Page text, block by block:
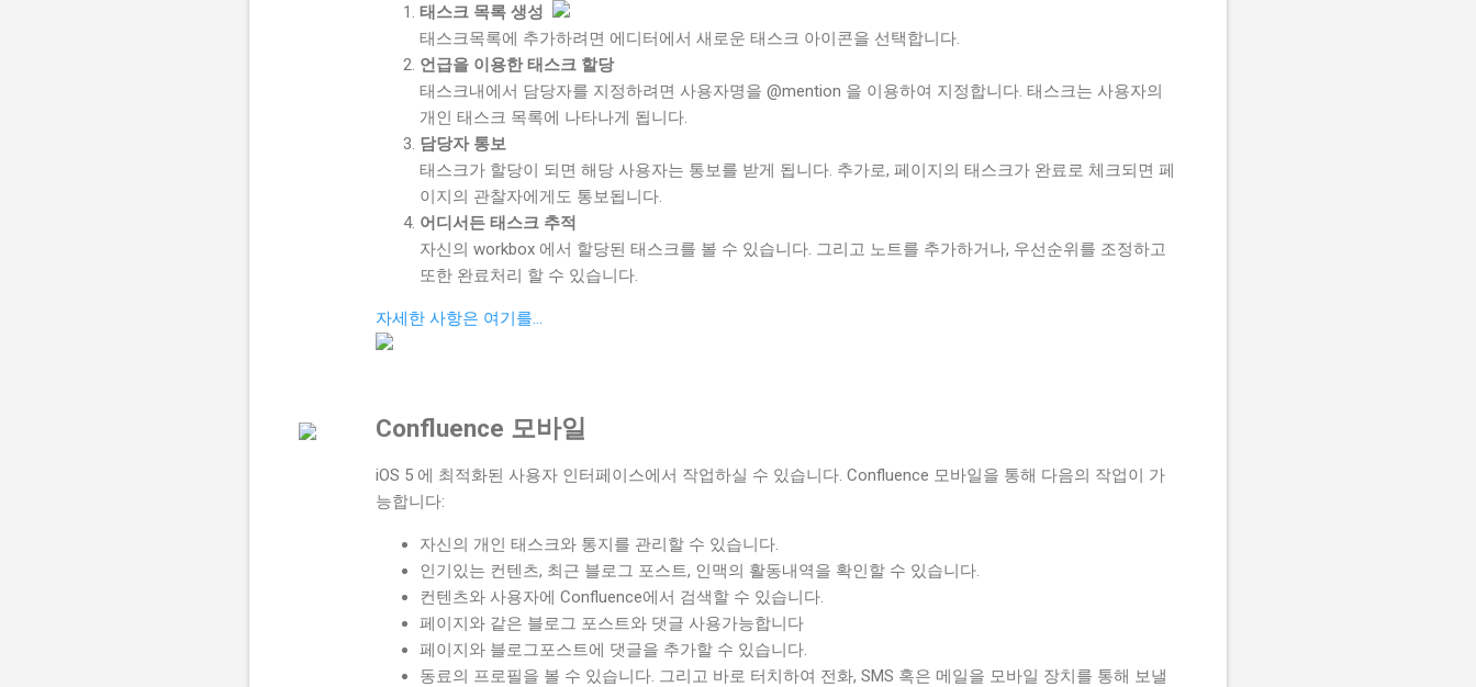
태스크 목록 생성
태스크목록에 추가하려면 에디터에서 새로운 태스크 아이콘을 선택합니다.
언급을 이용한 태스크 할당
태스크내에서 담당자를 지정하려면 사용자명을 @mention 을 이용하여 지정합니다. 태스크는 사용자의
개인 태스크 목록에 나타나게 됩니다.
담당자 통보
태스크가 할당이 되면 해당 사용자는 통보를 받게 됩니다. 추가로, 페이지의 태스크가 완료로 체크되면 페
이지의 관찰자에게도 통보됩니다.
어디서든 태스크 추적
자신의 workbox 에서 할당된 태스크를 볼 수 있습니다. 그리고 노트를 추가하거나, 우선순위를 조정하고
또한 완료처리 할 수 있습니다.
자세한 사항은 여기를...
Confluence 모바일
iOS 5 에 최적화된 사용자 인터페이스에서 작업하실 수 있습니다. Confluence 모바일을 통해 다음의 작업이 가
능합니다:
자신의 개인 태스크와 통지를 관리할 수 있습니다.
인기있는 컨텐츠, 최근 블로그 포스트, 인맥의 활동내역을 확인할 수 있습니다.
컨텐츠와 사용자에 Confluence에서 검색할 수 있습니다.
페이지와 같은 블로그 포스트와 댓글 사용가능합니다
페이지와 블로그포스트에 댓글을 추가할 수 있습니다.
동료의 프로필을 볼 수 있습니다. 그리고 바로 터치하여 전화, SMS 혹은 메일을 모바일 장치를 통해 보낼